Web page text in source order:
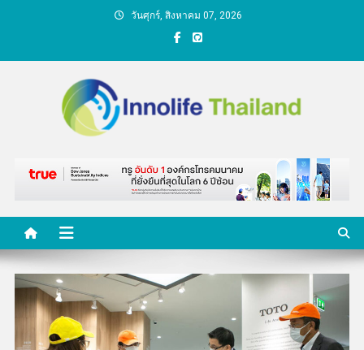
วันศุกร์, สิงหาคม 07, 2026
คนกับความคิด ชีวิตกับ
นวัตกรรม